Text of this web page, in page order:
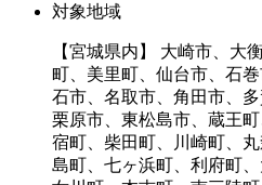
対象地域
【宮城県内】 大崎市、大
町、美里町、仙台市、石
石市、名取市、角田市、
栗原市、東松島市、蔵王
宿町、柴田町、川崎町、
島町、七ヶ浜町、利府町